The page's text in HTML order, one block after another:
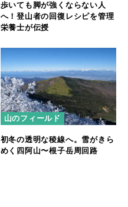
歩いても脚が強くならない人
へ！登山者の回復レシピを管理
栄養士が伝授
山のフィールド
初冬の透明な稜線へ。雪がきら
めく四阿山〜根子岳周回路